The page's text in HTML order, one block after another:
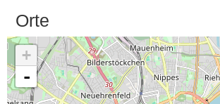
Orte
+
-